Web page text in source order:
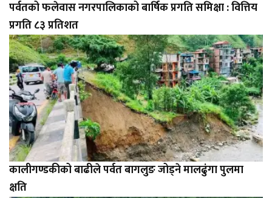
पर्वतको फलेवास नगरपालिकाको बार्षिक प्रगति समिक्षा : वित्तिय
प्रगति ८३ प्रतिशत
कालीगण्डकीको बाढीले पर्वत बागलुङ जोड्ने मालढुंगा पुलमा
क्षति